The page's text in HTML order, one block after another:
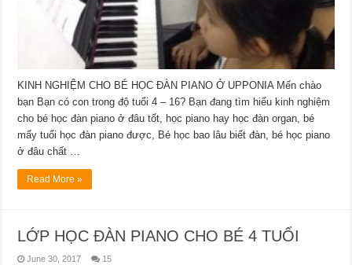
KINH NGHIỆM CHO BÉ HỌC ĐÀN PIANO Ở UPPONIA Mến chào
bạn Bạn có con trong độ tuổi 4 – 16? Bạn đang tìm hiểu kinh nghiệm
cho bé học đàn piano ở đâu tốt, học piano hay học đàn organ, bé
mấy tuổi học đàn piano được, Bé học bao lâu biết đàn, bé học piano
ở đâu chất …
Read More »
LỚP HỌC ĐÀN PIANO CHO BÉ 4 TUỔI
June 30, 2017 15